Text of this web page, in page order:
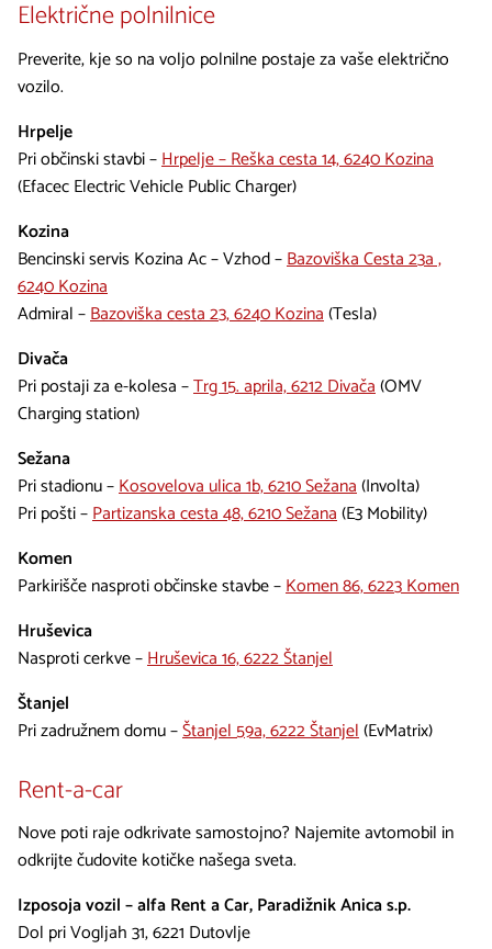
Električne polnilnice
Preverite, kje so na voljo polnilne postaje za vaše električno
vozilo.
Hrpelje
Pri občinski stavbi –Hrpelje – Reška cesta 14, 6240 Kozina
(Efacec Electric Vehicle Public Charger)
Kozina
Bencinski servis Kozina Ac – Vzhod –Bazoviška Cesta 23a ,
6240 Kozina
Admiral –Bazoviška cesta 23, 6240 Kozina(Tesla)
Divača
Pri postaji za e-kolesa –Trg 15. aprila, 6212 Divača(OMV
Charging station)
Sežana
Pri stadionu –Kosovelova ulica 1b, 6210 Sežana(Involta)
Pri pošti –Partizanska cesta 48, 6210 Sežana(E3 Mobility)
Komen
Parkirišče nasproti občinske stavbe –Komen 86, 6223 Komen
Hruševica
Nasproti cerkve –Hruševica 16, 6222 Štanjel
Štanjel
Pri zadružnem domu –Štanjel 59a, 6222 Štanjel(EvMatrix)
Rent-a-car
Nove poti raje odkrivate samostojno? Najemite avtomobil in
odkrijte čudovite kotičke našega sveta.
Izposoja vozil – alfa Rent a Car, Paradižnik Anica s.p.
Dol pri Vogljah 31, 6221 Dutovlje